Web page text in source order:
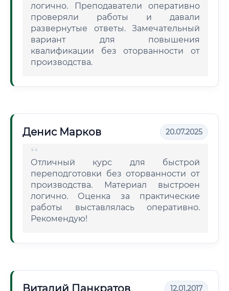
логично. Преподаватели оперативно
проверяли работы и давали
развернутые ответы. Замечательный
вариант для повышения
квалификации без оторванности от
производства.
Денис Марков 20.07.2025
Отличный курс для быстрой
переподготовки без оторванности от
производства. Материал выстроен
логично. Оценка за практические
работы выставлялась оперативно.
Рекомендую!
Виталий Панкратов 12.01.2017